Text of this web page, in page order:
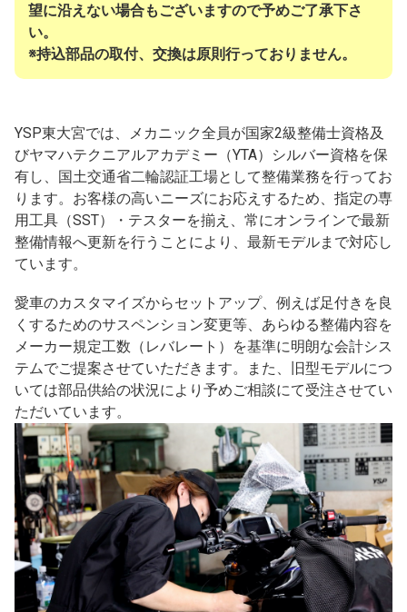
望に沿えない場合もございますので予めご了承下さ
い。
※持込部品の取付、交換は原則行っておりません。
YSP東大宮では、メカニック全員が国家2級整備士資格及
びヤマハテクニアルアカデミー（YTA）シルバー資格を保
有し、国土交通省二輪認証工場として整備業務を行ってお
ります。お客様の高いニーズにお応えするため、指定の専
用工具（SST）・テスターを揃え、常にオンラインで最新
整備情報へ更新を行うことにより、最新モデルまで対応し
ています。
愛車のカスタマイズからセットアップ、例えば足付きを良
くするためのサスペンション変更等、あらゆる整備内容を
メーカー規定工数（レバレート）を基準に明朗な会計シス
テムでご提案させていただきます。また、旧型モデルにつ
いては部品供給の状況により予めご相談にて受注させてい
ただいています。